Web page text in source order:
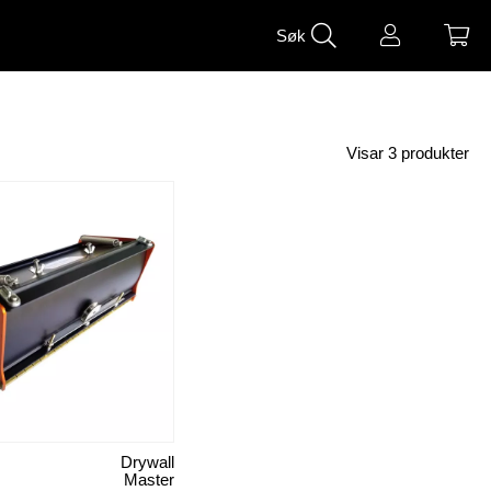
Søk
Visar 3 produkter
Drywall
Master